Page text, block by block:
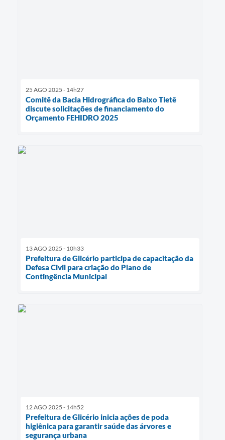
25 AGO 2025 - 14h27
Comitê da Bacia Hidrográfica do Baixo Tietê
discute solicitações de financiamento do
Orçamento FEHIDRO 2025
13 AGO 2025 - 10h33
Prefeitura de Glicério participa de capacitação da
Defesa Civil para criação do Plano de
Contingência Municipal
12 AGO 2025 - 14h52
Prefeitura de Glicério inicia ações de poda
higiênica para garantir saúde das árvores e
segurança urbana